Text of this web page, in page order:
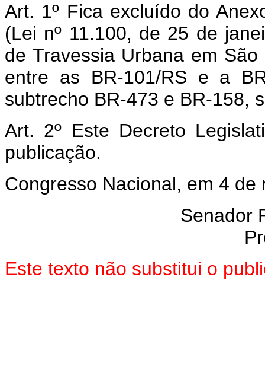
Art. 1º Fica excluído do
(Lei nº 11.100, de 25 de
de Travessia Urbana em
entre as BR-101/RS e a
subtrecho BR-473 e BR-158,
Art. 2º Este Decreto
publicação.
Congresso Nacional, em 4 de
Senador
Este texto não substitui o